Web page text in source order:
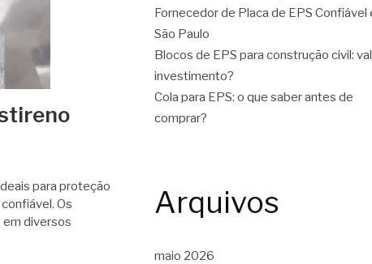
para proteção
Os
diversos
Fornecedor de Placa de EPS Confiável
São Paulo
Blocos de EPS para construção civil:
investimento?
Cola para EPS: o que saber antes de
comprar?
Arquivos
maio 2026